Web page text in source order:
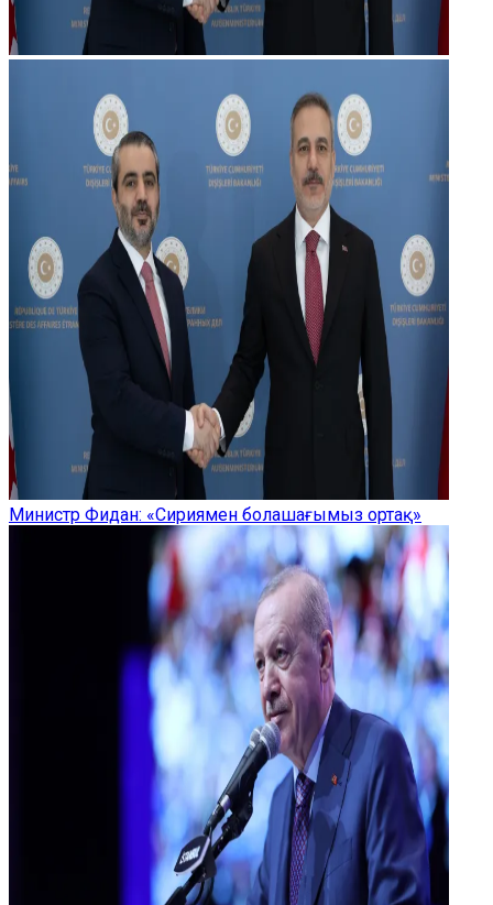
Министр Фидан: «Сириямен болашағымыз ортақ»